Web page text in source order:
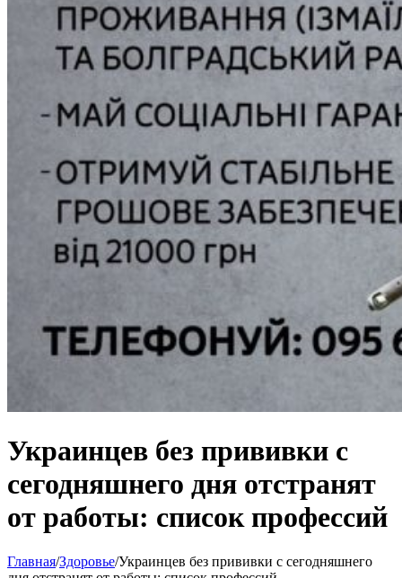
Украинцев без прививки с
сегодняшнего дня отстранят
от работы: список профессий
Главная/Здоровье/Украинцев без прививки с сегодняшнего